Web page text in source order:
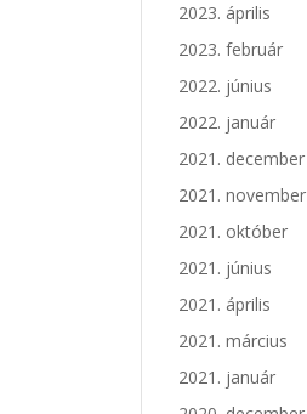
2023. április
2023. február
2022. június
2022. január
2021. december
2021. november
2021. október
2021. június
2021. április
2021. március
2021. január